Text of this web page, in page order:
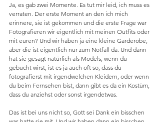
Ja, es gab zwei Momente. Es tut mir leid, ich muss es
verraten. Der erste Moment an den ich mich
erinnere, sie ist gekommen und die erste Frage war
Fotografieren wir eigentlich mit meinen Outfits oder
mit euren? Und wir haben ja eine kleine Garderobe,
aber die ist eigentlich nur zum Notfall da. Und dann
hat sie gesagt natürlich als Models, wenn du
gebucht wirst, ist es ja auch oft so, dass du
fotografierst mit irgendwelchen Kleidern, oder wenn
du beim Fernsehen bist, dann gibt es da ein Kostüm,
dass du anziehst oder sonst irgendetwas.
Das ist bei uns nicht so, Gott sei Dank ein bisschen